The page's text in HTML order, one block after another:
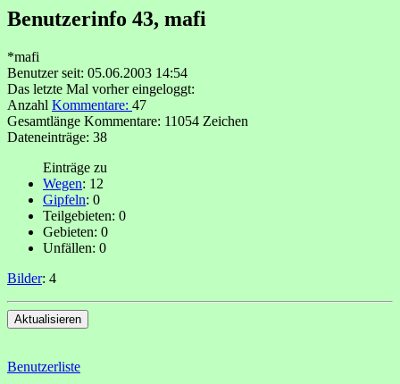
Benutzerinfo 43, mafi
*mafi
Benutzer seit: 05.06.2003 14:54
Das letzte Mal vorher eingeloggt:
Anzahl Kommentare: 47
Gesamtlänge Kommentare: 11054 Zeichen
Dateneinträge: 38
Einträge zu
Wegen: 12
Gipfeln: 0
Teilgebieten: 0
Gebieten: 0
Unfällen: 0
Bilder: 4
Benutzerliste